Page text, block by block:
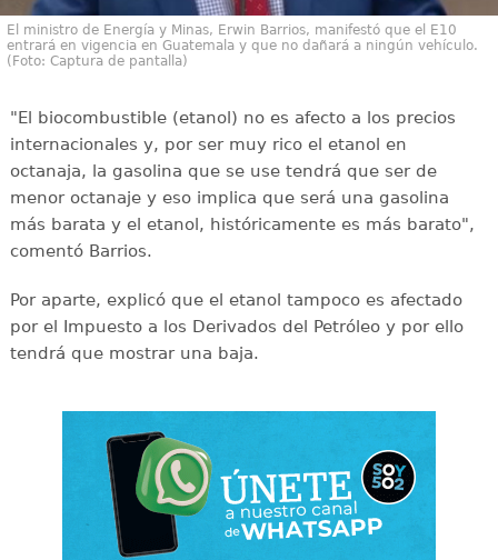
El ministro de Energía y Minas, Erwin Barrios, manifestó que el E10
entrará en vigencia en Guatemala y que no dañará a ningún vehículo.
(Foto: Captura de pantalla)
"El biocombustible (etanol) no es afecto a los precios
internacionales y, por ser muy rico el etanol en
octanaja, la gasolina que se use tendrá que ser de
menor octanaje y eso implica que será una gasolina
más barata y el etanol, históricamente es más barato",
comentó Barrios.
Por aparte, explicó que el etanol tampoco es afectado
por el Impuesto a los Derivados del Petróleo y por ello
tendrá que mostrar una baja.